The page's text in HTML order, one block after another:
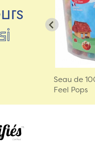
Seau de
Feel Pops